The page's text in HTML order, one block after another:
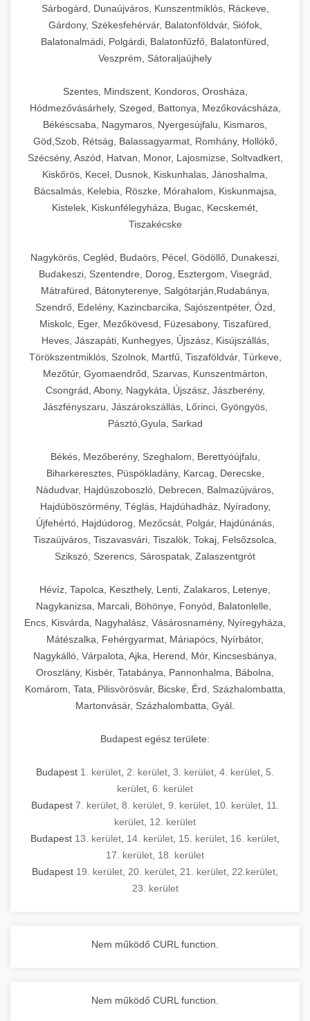
Sárbogárd, Dunaújváros, Kunszentmiklós, Ráckeve,
Gárdony, Székesfehérvár, Balatonföldvár, Siófok,
Balatonalmádi, Polgárdi, Balatonfűzfő, Balatonfüred,
Veszprém, Sátoraljaújhely
Szentes, Mindszent, Kondoros, Orosháza,
Hódmezővásárhely, Szeged, Battonya, Mezőkovácsháza,
Békéscsaba, Nagymaros, Nyergesújfalu, Kismaros,
Göd,Szob, Rétság, Balassagyarmat, Romhány, Hollókő,
Szécsény, Aszód, Hatvan, Monor, Lajosmizse, Soltvadkert,
Kiskőrös, Kecel, Dusnok, Kiskunhalas, Jánoshalma,
Bácsalmás, Kelebia, Röszke, Mórahalom, Kiskunmajsa,
Kistelek, Kiskunfélegyháza, Bugac, Kecskemét,
Tiszakécske
Nagykörös, Cegléd, Budaörs, Pécel, Gödöllő, Dunakeszi,
Budakeszi, Szentendre, Dorog, Esztergom, Visegrád,
Mátrafüred, Bátonyterenye, Salgótarján,Rudabánya,
Szendrő, Edelény, Kazincbarcika, Sajószentpéter, Ózd,
Miskolc, Eger, Mezőkövesd, Füzesabony, Tiszafüred,
Heves, Jászapáti, Kunhegyes, Újszász, Kisújszállás,
Törökszentmiklós, Szolnok, Martfű, Tiszaföldvár, Túrkeve,
Mezőtúr, Gyomaendrőd, Szarvas, Kunszentmárton,
Csongrád, Abony, Nagykáta, Újszász, Jászberény,
Jászfényszaru, Jászárokszállás, Lőrinci, Gyöngyös,
Pásztó,Gyula, Sarkad
Békés, Mezőberény, Szeghalom, Berettyóújfalu,
Biharkeresztes, Püspökladány, Karcag, Derecske,
Nádudvar, Hajdúszoboszló, Debrecen, Balmazújváros,
Hajdúböszörmény, Téglás, Hajdúhadház, Nyíradony,
Újfehértó, Hajdúdorog, Mezőcsát, Polgár, Hajdúnánás,
Tiszaújváros, Tiszavasvári, Tiszalök, Tokaj, Felsőzsolca,
Szikszó, Szerencs, Sárospatak, Zalaszentgrót
Hévíz, Tapolca, Keszthely, Lenti, Zalakaros, Letenye,
Nagykanizsa, Marcali, Böhönye, Fonyód, Balatonlelle,
Encs, Kisvárda, Nagyhalász, Vásárosnamény, Nyíregyháza,
Mátészalka, Fehérgyarmat, Máriapócs, Nyírbátor,
Nagykálló, Várpalota, Ajka, Herend, Mór, Kincsesbánya,
Oroszlány, Kisbér, Tatabánya, Pannonhalma, Bábolna,
Komárom, Tata, Pilisvörösvár, Bicske, Érd, Százhalombatta,
Martonvásár, Százhalombatta, Gyál.
Budapest egész területe:
Budapest 1. kerület 2. kerület 3. kerület 4. kerület 5.
kerület 6. kerület
Budapest 7. kerület, 8. kerület, 9. kerület, 10. kerület, 11.
kerület 12. kerület
Budapest 13. kerület 14. kerület 15. kerület 16. kerület
17. kerület 18. kerület
Budapest 19. kerület 20. kerület 21. kerület 22.kerület
23. kerület
Nem működő CURL function.
Nem működő CURL function.